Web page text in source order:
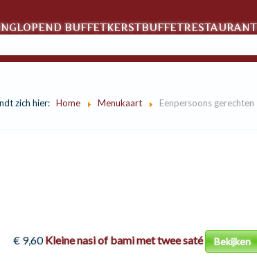
LOPEND BUFFETKERSTBUFFETRESTAURANT
zich hier: Home Menukaart Eenpersoons gerechten
€ 9,60 Kleine nasi of bami met twee saté Bekijken